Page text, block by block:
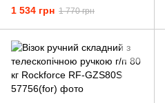
1 534 грн 1 770 грн